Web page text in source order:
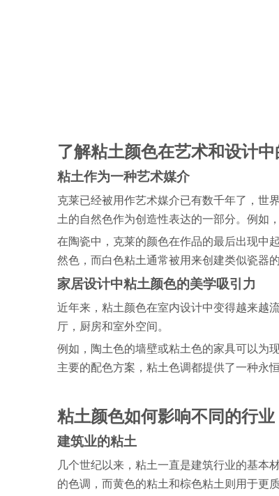
了解粘土颜色在艺术和设计
粘土作为一种艺术媒介
克莱已经被用作艺术媒介已有数千年了，世
土的自然色作为创造性表达的一部分。例如
在陶瓷中，克莱的颜色在作品的最后出现中
然色，而白色粘土通常被用来创建类似瓷器的
家居设计中粘土颜色的美学吸引力
近年来，粘土颜色在室内设计中变得越来越
厅，厨房和室外空间。
例如，陶土色的墙壁或粘土色的家具可以为
主要的配色方案，粘土色调都提供了一种永
粘土颜色如何影响不同的行业
建筑业的粘土
几个世纪以来，粘土一直是建筑行业的基本
的色调，而黄色的粘土和棕色粘土则用于更